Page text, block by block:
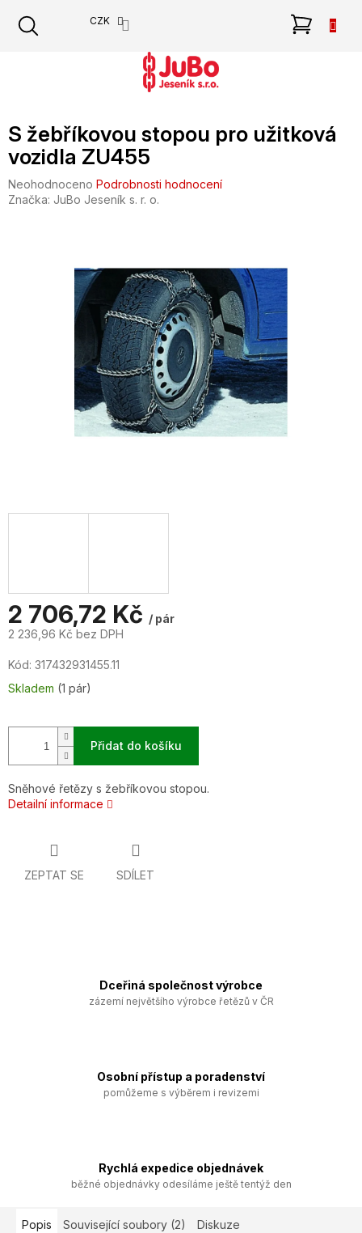
obsah
CZK
S žebříkovou stopou pro užitková
vozidla ZU455
Průměrné
hodnocení
Neohodnoceno Podrobnosti hodnocení
Značka: JuBo Jeseník s. r. o.
2 706,72 Kč / pár
2 236,96 Kč bez DPH
cena:
Kód: 317432931455.11
Skladem (1 pár)
Přidat do košíku
Sněhové řetězy s žebříkovou stopou.
Detailní informace
ZEPTAT SE SDÍLET
Dceřiná společnost výrobce
zázemí největšího výrobce řetězů v ČR
Osobní přístup a poradenství
pomůžeme s výběrem i revizemi
Rychlá expedice objednávek
běžné objednávky odesíláme ještě tentýž den
Popis Související soubory (2) Diskuze